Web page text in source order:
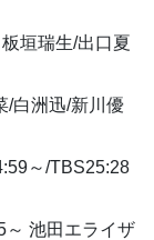
垣瑞生/出口夏
/白洲迅/新川優
～/TBS25:28
～ 池田エライザ